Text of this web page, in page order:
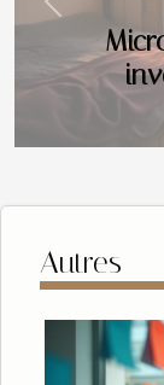
Previous
Autres